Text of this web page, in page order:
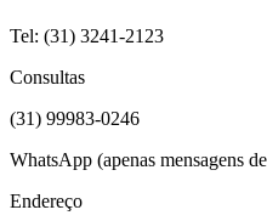
Tel: (31) 3241-2123
Consultas
(31) 99983-0246
WhatsApp (apenas mensagens
Endereço